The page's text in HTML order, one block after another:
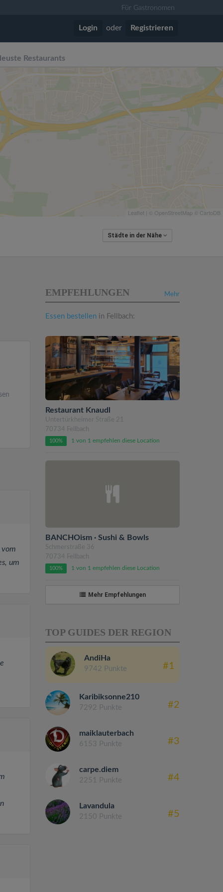
Für Gastronomen
Login oder Registrieren
Restaurants
Leaflet | © OpenStreetMap © CartoDB
Städte in der Nähe
um
Mehr
EMPFEHLUNGEN
Essen bestellen in Fellbach:
Restaurant Knaudl
Untertürkheimer Straße 21
70734 Fellbach
100% 1 von 1 empfehlen diese Location
BANCHOism · Sushi & Bowls
Schmerstraße 36
70734 Fellbach
100% 1 von 1 empfehlen diese Location
Mehr Empfehlungen
TOP GUIDES DER REGION
AndiHa
9742 Punkte #1
Karibiksonne210
7292 Punkte #2
maiklauterbach
6153 Punkte #3
carpe.diem
2251 Punkte #4
Lavandula
2150 Punkte #5